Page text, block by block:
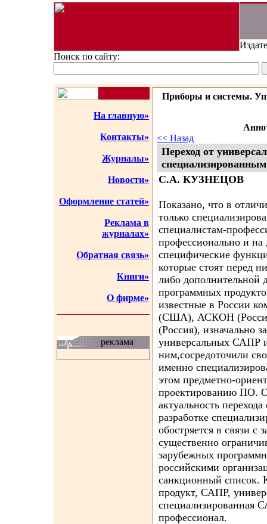
Поиск по сайту:
На главную»
Контакты»
Журналы»
Новости»
Оформление статей»
Реклама в
журналах»
Обратная связь»
Книги»
О фирме»
реклама
Приборы и системы.
<< Назад
Переход от
С.А. КУЗНЕЦОВ
Показано, что в
только
специалистам-
профессионально и
специфические
которые стоят перед
либо дополнительной
программных
известные в России
(США), АСКОН
(Россия), изначально
универсальных САПР
ним,сосредоточили
именно
этом предметно-
проектированию ПО.
актуальность
разработке
обостряется в связи
существенно
зарубежных
российскими
санкционный список.
продукт, САПР,
специализированная
профессионал.